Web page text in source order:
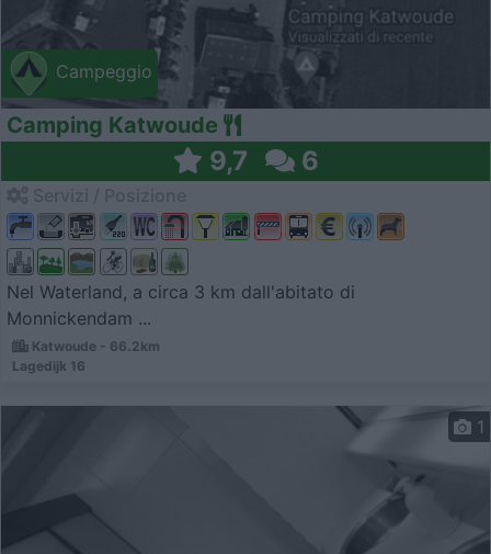
Campeggio
Camping Katwoude
9,7 6
Nel Waterland, a circa 3 km dall'abitato di
Monnickendam ...
Katwoude - 66.2km
Lagedijk 16
1